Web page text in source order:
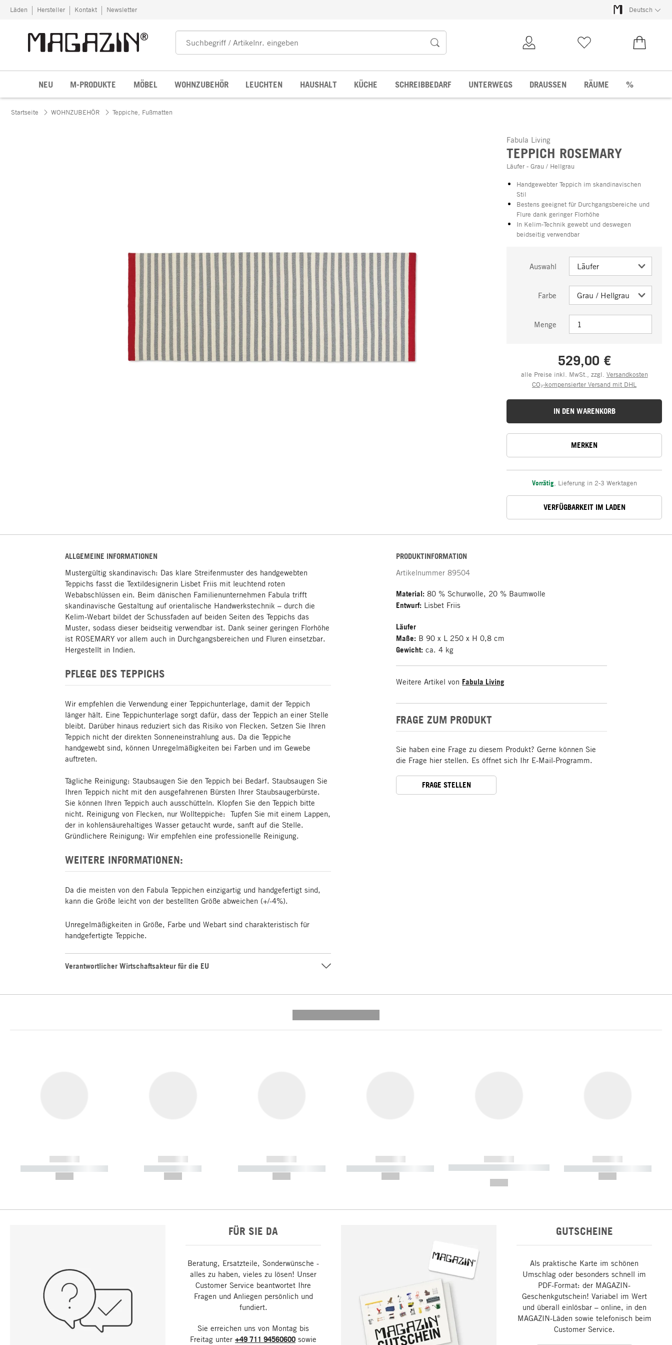
Zum Inhalt springen
Läden Hersteller Kontakt Newsletter Deutsch
NEU M-PRODUKTE MÖBEL WOHNZUBEHÖR LEUCHTEN HAUSHALT KÜCHE SCHREIBBEDARF UNTERWEGS DRAUSSEN RÄUME %
Startseite WOHNZUBEHÖR Teppiche, Fußmatten
Fabula Living
TEPPICH ROSEMARY
Läufer - Grau / Hellgrau
Handgewebter Teppich im skandinavischen
Stil
Bestens geeignet für Durchgangsbereiche und
Flure dank geringer Florhöhe
In Kelim-Technik gewebt und deswegen
beidseitig verwendbar
Auswahl
Farbe
Menge
529,00 €
alle Preise inkl. MwSt., zzgl. Versandkosten
CO₂-kompensierter Versand mit DHL
IN DEN WARENKORB
MERKEN
Vorrätig, Lieferung in 2-3 Werktagen
VERFÜGBARKEIT IM LADEN
ALLGEMEINE INFORMATIONEN
Mustergültig skandinavisch: Das klare Streifenmuster des handgewebten
Teppichs fasst die Textildesignerin Lisbet Friis mit leuchtend roten
Webabschlüssen ein. Beim dänischen Familienunternehmen Fabula trifft
skandinavische Gestaltung auf orientalische Handwerkstechnik – durch die
Kelim-Webart bildet der Schussfaden auf beiden Seiten des Teppichs das
Muster, sodass dieser beidseitig verwendbar ist. Dank seiner geringen Florhöhe
ist ROSEMARY vor allem auch in Durchgangsbereichen und Fluren einsetzbar.
Hergestellt in Indien.
PFLEGE DES TEPPICHS
Wir empfehlen die Verwendung einer Teppichunterlage, damit der Teppich
länger hält. Eine Teppichunterlage sorgt dafür, dass der Teppich an einer Stelle
bleibt. Darüber hinaus reduziert sich das Risiko von Flecken. Setzen Sie Ihren
Teppich nicht der direkten Sonneneinstrahlung aus. Da die Teppiche
handgewebt sind, können Unregelmäßigkeiten bei Farben und im Gewebe
auftreten.
Tägliche Reinigung: Staubsaugen Sie den Teppich bei Bedarf. Staubsaugen Sie
Ihren Teppich nicht mit den ausgefahrenen Bürsten Ihrer Staubsaugerbürste.
Sie können Ihren Teppich auch ausschütteln. Klopfen Sie den Teppich bitte
nicht. Reinigung von Flecken, nur Wollteppiche: Tupfen Sie mit einem Lappen,
der in kohlensäurehaltiges Wasser getaucht wurde, sanft auf die Stelle.
Gründlichere Reinigung: Wir empfehlen eine professionelle Reinigung.
WEITERE INFORMATIONEN:
Da die meisten von den Fabula Teppichen einzigartig und handgefertigt sind,
kann die Größe leicht von der bestellten Größe abweichen (+/-4%).
Unregelmäßigkeiten in Größe, Farbe und Webart sind charakteristisch für
handgefertigte Teppiche.
Verantwortlicher Wirtschaftsakteur für die EU
PRODUKTINFORMATION
Artikelnummer 89504
Material: 80 % Schurwolle, 20 % Baumwolle
Entwurf: Lisbet Friis
Läufer
Maße: B 90 x L 250 x H 0,8 cm
Gewicht: ca. 4 kg
Weitere Artikel von Fabula Living
FRAGE ZUM PRODUKT
Sie haben eine Frage zu diesem Produkt? Gerne können Sie
die Frage hier stellen. Es öffnet sich Ihr E-Mail-Programm.
FRAGE STELLEN
------------
----------- ----------- -----------
------------
----------- -----------
------------
----------- ----------- -----------
------------
----------- ----------- -----------
------------
----------- ----------- ----------- ----
------------
----------- ----------- -----------
FÜR SIE DA
Beratung, Ersatzteile, Sonderwünsche -
alles zu haben, vieles zu lösen! Unser
Customer Service beantwortet Ihre
Fragen und Anliegen persönlich und
fundiert.
Sie erreichen uns von Montag bis
Freitag unter +49 711 94560600 sowie
GUTSCHEINE
Als praktische Karte im schönen
Umschlag oder besonders schnell im
PDF-Format: der MAGAZIN-
Geschenkgutschein! Variabel im Wert
und überall einlösbar – online, in den
MAGAZIN-Läden sowie telefonisch beim
Customer Service.